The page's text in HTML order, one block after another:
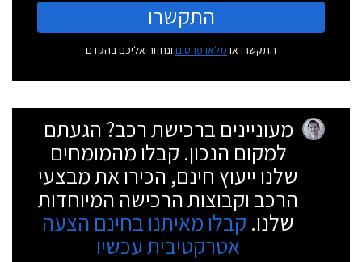
התקשרו
התקשרו או מלאו פרטים ונחזור אליכם בהקדם
מעוניינים ברכישת רכב? הגעתם
למקום הנכון. קבלו מהמומחים
שלנו ייעוץ חינם, הכירו את מבצעי
הרכב וקבוצות הרכישה המיוחדות
שלנו. קבלו מאיתנו בחינם הצעה
אטרקטיבית עכשיו